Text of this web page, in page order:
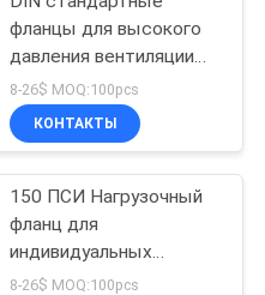
трубы
152
фланцы для высокого
давления вентиляции
металлических фланцев
и очистки от пыли
8-26$ MOQ:100pcs
КОНТАКТЫ
150 ПСИ Нагрузочный
фланц для
индивидуальных
круглых форм в
8-26$ MOQ:100pcs